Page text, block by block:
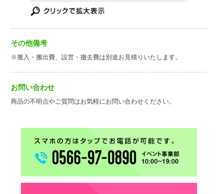
その他備考
※搬入・搬出費、設営・撤去費は別途お見積りいたします。
お問い合わせ
商品の不明点やご質問はお気軽にお問い合わせください。